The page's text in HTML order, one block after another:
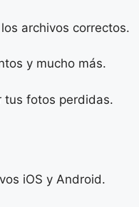
archivos correctos.
y mucho más.
tus fotos perdidas.
iOS y Android.